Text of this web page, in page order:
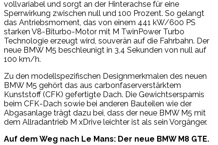
vollvariabel und sorgt an der Hinterachse für eine
Sperrwirkung zwischen null und 100 Prozent. So gelangt
das Antriebsmoment, das von einem 441 kW/600 PS
starken V8-Biturbo-Motor mit M TwinPower Turbo
Technologie erzeugt wird, souverän auf die Fahrbahn. Der
neue BMW M5 beschleunigt in 3,4 Sekunden von null auf
100 km/h.
Zu den modellspezifischen Designmerkmalen des neuen
BMW M5 gehört das aus carbonfaserverstärktem
Kunststoff (CFK) gefertigte Dach. Die Gewichtsersparnis
beim CFK-Dach sowie bei anderen Bauteilen wie der
Abgasanlage trägt dazu bei, dass der neue BMW M5 mit
dem Allradantrieb M xDrive leichter ist als sein Vorgänger.
Auf dem Weg nach Le Mans: Der neue BMW M8 GTE.